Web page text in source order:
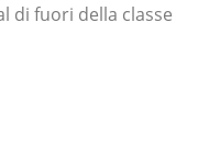
di fuori della classe